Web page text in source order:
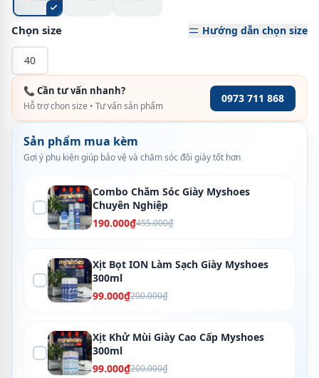
Chọn size Hướng dẫn chọn size
40
📞 Cần tư vấn nhanh?
Hỗ trợ chọn size • Tư vấn sản phẩm
0973 711 868
Sản phẩm mua kèm
Gợi ý phụ kiện giúp bảo vệ và chăm sóc đôi giày tốt hơn
Combo Chăm Sóc Giày Myshoes
Chuyên Nghiệp
190.000₫455.000₫
Xịt Bọt ION Làm Sạch Giày Myshoes
300ml
99.000₫200.000₫
Xịt Khử Mùi Giày Cao Cấp Myshoes
300ml
99.000₫200.000₫